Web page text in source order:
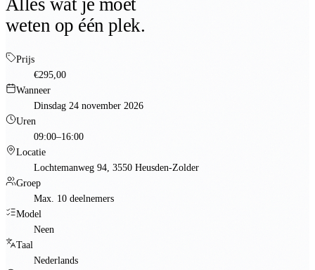
Alles wat je moet
weten op één plek.
Prijs
€295,00
Wanneer
Dinsdag 24 november 2026
Uren
09:00–16:00
Locatie
Lochtemanweg 94, 3550 Heusden-Zolder
Groep
Max. 10 deelnemers
Model
Neen
Taal
Nederlands